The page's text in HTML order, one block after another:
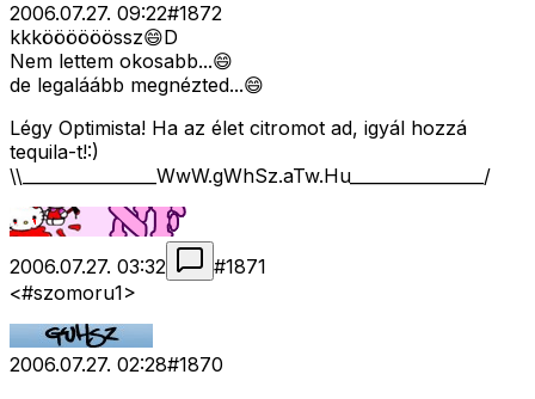
2006.07.27. 09:22#1872
kkköööööössz😄D
Nem lettem okosabb...😄
de legaláább megnézted...😄
Légy Optimista! Ha az élet citromot ad, igyál hozzá
tequila-t!:)
\\________________WwW.gWhSz.aTw.Hu________________/
2006.07.27. 03:32 #1871
<#szomoru1>
2006.07.27. 02:28#1870